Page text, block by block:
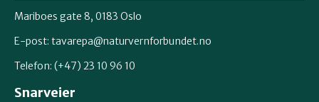
Mariboes gate 8, 0183 Oslo
E-post: tavarepa@naturvernforbundet.no
Telefon: (+47) 23 10 96 10
Snarveier